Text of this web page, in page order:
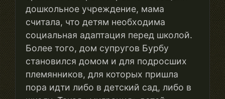
дошкольное учреждение, мама
считала, что детям необходима
социальная адаптация перед школой.
Более того, дом супругов Бурбу
становился домом и для подросших
племянников, для которых пришла
пора идти либо в детский сад, либо в